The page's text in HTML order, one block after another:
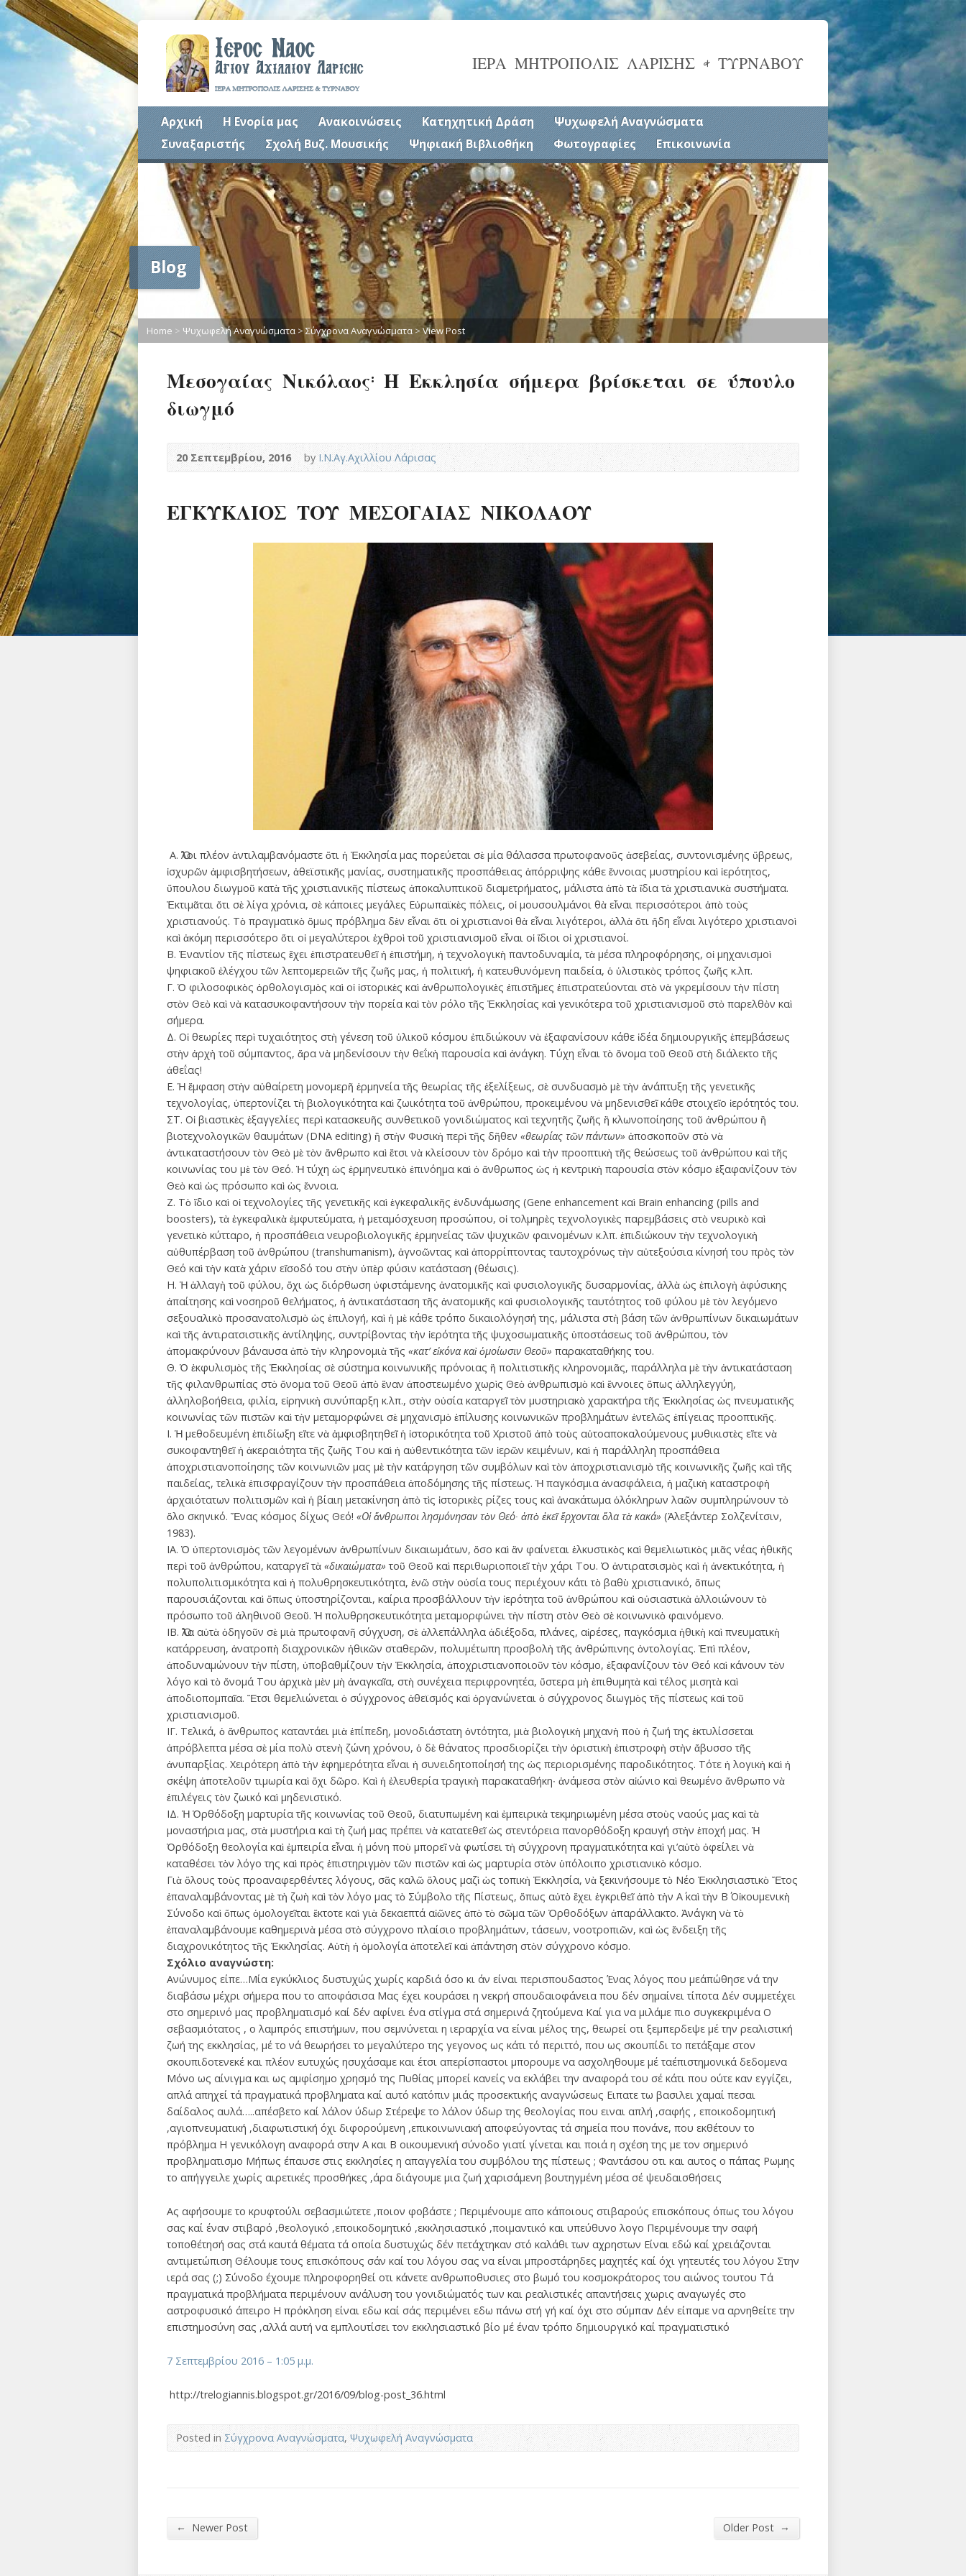
ΙΕΡΑ ΜΗΤΡΟΠΟΛΙΣ ΛΑΡΙΣΗΣ & ΤΥΡΝΑΒΟΥ
Αρχική Η Ενορία μας Ανακοινώσεις Κατηχητική Δράση
Ψυχωφελή Αναγνώσματα
Συναξαριστής
Σχολή Βυζ. Μουσικής Ψηφιακή Βιβλιοθήκη Φωτογραφίες Επικοινωνία
Blog
Home > Ψυχωφελή Αναγνώσματα >Σύγχρονα Αναγνώσματα > View Post
Μεσογαίας Νικόλαος: Η Εκκλησία σήμερα βρίσκεται σε ύπουλο
διωγμό
20 Σεπτεμβρίου, 2016 byΙ.Ν.Αγ.Αχιλλίου Λάρισας
ΕΓΚΥΚΛΙΟΣ ΤΟΥ ΜΕΣΟΓΑΙΑΣ ΝΙΚΟΛΑΟΥ
Α. Ὅλοι πλέον ἀντιλαμβανόμαστε ὅτι ἡ Ἐκκλησία μας πορεύεται σὲ μία θάλασσα πρωτοφανοῦς ἀσεβείας, συντονισμένης ὕβρεως,
ἰσχυρῶν ἀμφισβητήσεων, ἀθεϊστικῆς μανίας, συστηματικῆς προσπάθειας ἀπόρριψης κάθε ἔννοιας μυστηρίου καὶ ἱερότητος,
ὕπουλου διωγμοῦ κατὰ τῆς χριστιανικῆς πίστεως ἀποκαλυπτικοῦ διαμετρήματος, μάλιστα ἀπὸ τὰ ἴδια τὰ χριστιανικὰ συστήματα.
Ἐκτιμᾶται ὅτι σὲ λίγα χρόνια, σὲ κάποιες μεγάλες Εὐρωπαϊκὲς πόλεις, οἱ μουσουλμάνοι θὰ εἶναι περισσότεροι ἀπὸ τοὺς
χριστιανούς. Τὸ πραγματικὸ ὅμως πρόβλημα δὲν εἶναι ὅτι οἱ χριστιανοὶ θὰ εἶναι λιγότεροι, ἀλλὰ ὅτι ἤδη εἶναι λιγότερο χριστιανοὶ
καὶ ἀκόμη περισσότερο ὅτι οἱ μεγαλύτεροι ἐχθροὶ τοῦ χριστιανισμοῦ εἶναι οἱ ἴδιοι οἱ χριστιανοί.
Β. Ἐναντίον τῆς πίστεως ἔχει ἐπιστρατευθεῖ ἡ ἐπιστήμη, ἡ τεχνολογικὴ παντοδυναμία, τὰ μέσα πληροφόρησης, οἱ μηχανισμοὶ
ψηφιακοῦ ἐλέγχου τῶν λεπτομερειῶν τῆς ζωῆς μας, ἡ πολιτική, ἡ κατευθυνόμενη παιδεία, ὁ ὑλιστικὸς τρόπος ζωῆς κ.λπ.
Γ. Ὁ φιλοσοφικὸς ὀρθολογισμὸς καὶ οἱ ἱστορικὲς καὶ ἀνθρωπολογικὲς ἐπιστῆμες ἐπιστρατεύονται στὸ νὰ γκρεμίσουν τὴν πίστη
στὸν Θεὸ καὶ νὰ κατασυκοφαντήσουν τὴν πορεία καὶ τὸν ρόλο τῆς Ἐκκλησίας καὶ γενικότερα τοῦ χριστιανισμοῦ στὸ παρελθὸν καὶ
σήμερα.
Δ. Οἱ θεωρίες περὶ τυχαιότητος στὴ γένεση τοῦ ὑλικοῦ κόσμου ἐπιδιώκουν νὰ ἐξαφανίσουν κάθε ἰδέα δημιουργικῆς ἐπεμβάσεως
στὴν ἀρχὴ τοῦ σύμπαντος, ἄρα νὰ μηδενίσουν τὴν θεΐκὴ παρουσία καὶ ἀνάγκη. Τύχη εἶναι τὸ ὄνομα τοῦ Θεοῦ στὴ διάλεκτο τῆς
ἀθεΐας!
Ε. Ἡ ἔμφαση στὴν αὐθαίρετη μονομερῆ ἑρμηνεία τῆς θεωρίας τῆς ἐξελίξεως, σὲ συνδυασμὸ μὲ τὴν ἀνάπτυξη τῆς γενετικῆς
τεχνολογίας, ὑπερτονίζει τὴ βιολογικότητα καὶ ζωικότητα τοῦ ἀνθρώπου, προκειμένου νὰ μηδενισθεῖ κάθε στοιχεῖο ἱερότητός του.
ΣΤ. Οἱ βιαστικὲς ἐξαγγελίες περὶ κατασκευῆς συνθετικοῦ γονιδιώματος καὶ τεχνητῆς ζωῆς ἢ κλωνοποίησης τοῦ ἀνθρώπου ἢ
βιοτεχνολογικῶν θαυμάτων (DNA editing) ἢ στὴν Φυσικὴ περὶ τῆς δῆθεν «θεωρίας τῶν πάντων» ἀποσκοποῦν στὸ νὰ
ἀντικαταστήσουν τὸν Θεὸ μὲ τὸν ἄνθρωπο καὶ ἔτσι νὰ κλείσουν τὸν δρόμο καὶ τὴν προοπτικὴ τῆς θεώσεως τοῦ ἀνθρώπου καὶ τῆς
κοινωνίας του μὲ τὸν Θεό. Ἡ τύχη ὡς ἑρμηνευτικὸ ἐπινόημα καὶ ὁ ἄνθρωπος ὡς ἡ κεντρικὴ παρουσία στὸν κόσμο ἐξαφανίζουν τὸν
Θεὸ καὶ ὡς πρόσωπο καὶ ὡς ἔννοια.
Ζ. Τὸ ἴδιο καὶ οἱ τεχνολογίες τῆς γενετικῆς καὶ ἐγκεφαλικῆς ἐνδυνάμωσης (Gene enhancement καὶ Brain enhancing (pills and
boosters), τὰ ἐγκεφαλικὰ ἐμφυτεύματα, ἡ μεταμόσχευση προσώπου, οἱ τολμηρὲς τεχνολογικὲς παρεμβάσεις στὸ νευρικὸ καὶ
γενετικὸ κύτταρο, ἡ προσπάθεια νευροβιολογικῆς ἑρμηνείας τῶν ψυχικῶν φαινομένων κ.λπ. ἐπιδιώκουν τὴν τεχνολογικὴ
αὐθυπέρβαση τοῦ ἀνθρώπου (transhumanism), ἀγνοῶντας καὶ ἀπορρίπτοντας ταυτοχρόνως τὴν αὐτεξούσια κίνησή του πρὸς τὸν
Θεό καὶ τὴν κατὰ χάριν εἴσοδό του στὴν ὑπὲρ φύσιν κατάσταση (θέωσις).
Η. Ἡ ἀλλαγὴ τοῦ φύλου, ὄχι ὡς διόρθωση ὑφιστάμενης ἀνατομικῆς καὶ φυσιολογικῆς δυσαρμονίας, ἀλλὰ ὡς ἐπιλογὴ ἀφύσικης
ἀπαίτησης καὶ νοσηροῦ θελήματος, ἡ ἀντικατάσταση τῆς ἀνατομικῆς καὶ φυσιολογικῆς ταυτότητος τοῦ φύλου μὲ τὸν λεγόμενο
σεξουαλικὸ προσανατολισμὸ ὡς ἐπιλογή, καὶ ἡ μὲ κάθε τρόπο δικαιολόγησή της, μάλιστα στὴ βάση τῶν ἀνθρωπίνων δικαιωμάτων
καὶ τῆς ἀντιρατσιστικῆς ἀντίληψης, συντρίβοντας τὴν ἱερότητα τῆς ψυχοσωματικῆς ὑποστάσεως τοῦ ἀνθρώπου, τὸν
ἀπομακρύνουν βάναυσα ἀπὸ τὴν κληρονομιὰ τῆς «κατ’ εἰκόνα καὶ ὁμοίωσιν Θεοῦ» παρακαταθήκης του.
Θ. Ὁ ἐκφυλισμὸς τῆς Ἐκκλησίας σὲ σύστημα κοινωνικῆς πρόνοιας ἢ πολιτιστικῆς κληρονομιᾶς, παράλληλα μὲ τὴν ἀντικατάσταση
τῆς φιλανθρωπίας στὸ ὄνομα τοῦ Θεοῦ ἀπὸ ἕναν ἀποστεωμένο χωρὶς Θεὸ ἀνθρωπισμὸ καὶ ἔννοιες ὅπως ἀλληλεγγύη,
ἀλληλοβοήθεια, φιλία, εἰρηνικὴ συνύπαρξη κ.λπ., στὴν οὐσία καταργεῖ τὸν μυστηριακὸ χαρακτήρα τῆς Ἐκκλησίας ὡς πνευματικῆς
κοινωνίας τῶν πιστῶν καὶ τὴν μεταμορφώνει σὲ μηχανισμὸ ἐπίλυσης κοινωνικῶν προβλημάτων ἐντελῶς ἐπίγειας προοπτικῆς.
Ι. Ἡ μεθοδευμένη ἐπιδίωξη εἴτε νὰ ἀμφισβητηθεῖ ἡ ἱστορικότητα τοῦ Χριστοῦ ἀπὸ τοὺς αὐτοαποκαλούμενους μυθικιστὲς εἴτε νὰ
συκοφαντηθεῖ ἡ ἀκεραιότητα τῆς ζωῆς Του καὶ ἡ αὐθεντικότητα τῶν ἱερῶν κειμένων, καὶ ἡ παράλληλη προσπάθεια
ἀποχριστιανοποίησης τῶν κοινωνιῶν μας μὲ τὴν κατάργηση τῶν συμβόλων καὶ τὸν ἀποχριστιανισμὸ τῆς κοινωνικῆς ζωῆς καὶ τῆς
παιδείας, τελικὰ ἐπισφραγίζουν τὴν προσπάθεια ἀποδόμησης τῆς πίστεως. Ἡ παγκόσμια ἀνασφάλεια, ἡ μαζικὴ καταστροφὴ
ἀρχαιότατων πολιτισμῶν καὶ ἡ βίαιη μετακίνηση ἀπὸ τὶς ἱστορικὲς ρίζες τους καὶ ἀνακάτωμα ὁλόκληρων λαῶν συμπληρώνουν τὸ
ὅλο σκηνικό. Ἕνας κόσμος δίχως Θεό! «Οἱ ἄνθρωποι λησμόνησαν τὸν Θεό∙ ἀπὸ ἐκεῖ ἔρχονται ὅλα τὰ κακά» (Ἀλεξάντερ Σολζενίτσιν,
1983).
ΙΑ. Ὁ ὑπερτονισμὸς τῶν λεγομένων ἀνθρωπίνων δικαιωμάτων, ὅσο καὶ ἂν φαίνεται ἑλκυστικὸς καὶ θεμελιωτικὸς μιᾶς νέας ἠθικῆς
περὶ τοῦ ἀνθρώπου, καταργεῖ τὰ «δικαιώματα» τοῦ Θεοῦ καὶ περιθωριοποιεῖ τὴν χάρι Του. Ὁ ἀντιρατσισμὸς καὶ ἡ ἀνεκτικότητα, ἡ
πολυπολιτισμικότητα καὶ ἡ πολυθρησκευτικότητα, ἐνῶ στὴν οὐσία τους περιέχουν κάτι τὸ βαθὺ χριστιανικό, ὅπως
παρουσιάζονται καὶ ὅπως ὑποστηρίζονται, καίρια προσβάλλουν τὴν ἱερότητα τοῦ ἀνθρώπου καὶ οὐσιαστικὰ ἀλλοιώνουν τὸ
πρόσωπο τοῦ ἀληθινοῦ Θεοῦ. Ἡ πολυθρησκευτικότητα μεταμορφώνει τὴν πίστη στὸν Θεὸ σὲ κοινωνικὸ φαινόμενο.
ΙΒ. Ὅλα αὐτὰ ὁδηγοῦν σὲ μιὰ πρωτοφανῆ σύγχυση, σὲ ἀλλεπάλληλα ἀδιέξοδα, πλάνες, αἱρέσες, παγκόσμια ἠθικὴ καὶ πνευματικὴ
κατάρρευση, ἀνατροπὴ διαχρονικῶν ἠθικῶν σταθερῶν, πολυμέτωπη προσβολὴ τῆς ἀνθρώπινης ὀντολογίας. Ἐπὶ πλέον,
ἀποδυναμώνουν τὴν πίστη, ὑποβαθμίζουν τὴν Ἐκκλησία, ἀποχριστιανοποιοῦν τὸν κόσμο, ἐξαφανίζουν τὸν Θεό καὶ κάνουν τὸν
λόγο καὶ τὸ ὄνομά Του ἀρχικὰ μὲν μὴ ἀναγκαῖα, στὴ συνέχεια περιφρονητέα, ὕστερα μὴ ἐπιθυμητὰ καὶ τέλος μισητὰ καὶ
ἀποδιοπομπαῖα. Ἔτσι θεμελιώνεται ὁ σύγχρονος ἀθεϊσμός καὶ ὀργανώνεται ὁ σύγχρονος διωγμὸς τῆς πίστεως καὶ τοῦ
χριστιανισμοῦ.
ΙΓ. Τελικά, ὁ ἄνθρωπος καταντάει μιὰ ἐπίπεδη, μονοδιάστατη ὀντότητα, μιὰ βιολογικὴ μηχανὴ ποὺ ἡ ζωή της ἐκτυλίσσεται
ἀπρόβλεπτα μέσα σὲ μία πολὺ στενὴ ζώνη χρόνου, ὁ δὲ θάνατος προσδιορίζει τὴν ὁριστικὴ ἐπιστροφὴ στὴν ἄβυσσο τῆς
ἀνυπαρξίας. Χειρότερη ἀπὸ τὴν ἐφημερότητα εἶναι ἡ συνειδητοποίησή της ὡς περιορισμένης παροδικότητος. Τότε ἡ λογικὴ καὶ ἡ
σκέψη ἀποτελοῦν τιμωρία καὶ ὄχι δῶρο. Καὶ ἡ ἐλευθερία τραγικὴ παρακαταθήκη∙ ἀνάμεσα στὸν αἰώνιο καὶ θεωμένο ἄνθρωπο νὰ
ἐπιλέγεις τὸν ζωικό καὶ μηδενιστικό.
ΙΔ. Ἡ Ὀρθόδοξη μαρτυρία τῆς κοινωνίας τοῦ Θεοῦ, διατυπωμένη καὶ ἐμπειρικὰ τεκμηριωμένη μέσα στοὺς ναούς μας καὶ τὰ
μοναστήρια μας, στὰ μυστήρια καὶ τὴ ζωή μας πρέπει νὰ κατατεθεῖ ὡς στεντόρεια πανορθόδοξη κραυγή στὴν ἐποχή μας. Ἡ
Ὀρθόδοξη θεολογία καὶ ἐμπειρία εἶναι ἡ μόνη ποὺ μπορεῖ νὰ φωτίσει τὴ σύγχρονη πραγματικότητα καὶ γι’αὐτὸ ὀφείλει νὰ
καταθέσει τὸν λόγο της καὶ πρὸς ἐπιστηριγμὸν τῶν πιστῶν καὶ ὡς μαρτυρία στὸν ὑπόλοιπο χριστιανικὸ κόσμο.
Γιὰ ὅλους τοὺς προαναφερθέντες λόγους, σᾶς καλῶ ὅλους μαζὶ ὡς τοπικὴ Ἐκκλησία, νὰ ξεκινήσουμε τὸ Νέο Ἐκκλησιαστικὸ Ἔτος
ἐπαναλαμβάνοντας μὲ τὴ ζωὴ καὶ τὸν λόγο μας τὸ Σύμβολο τῆς Πίστεως, ὅπως αὐτὸ ἔχει ἐγκριθεῖ ἀπὸ τὴν Α΄ καὶ τὴν Β΄ Οἰκουμενικὴ
Σύνοδο καὶ ὅπως ὁμολογεῖται ἔκτοτε καὶ γιὰ δεκαεπτά αἰῶνες ἀπὸ τὸ σῶμα τῶν Ὀρθοδόξων ἀπαράλλακτο. Ἀνάγκη νὰ τὸ
ἐπαναλαμβάνουμε καθημερινὰ μέσα στὸ σύγχρονο πλαίσιο προβλημάτων, τάσεων, νοοτροπιῶν, καὶ ὡς ἔνδειξη τῆς
διαχρονικότητος τῆς Ἐκκλησίας. Αὐτὴ ἡ ὁμολογία ἀποτελεῖ καὶ ἀπάντηση στὸν σύγχρονο κόσμο.
Σχόλιο αναγνώστη:
Ανώνυμος είπε…Μία εγκύκλιος δυστυχώς χωρίς καρδιά όσο κι άν είναι περισπουδαστος Ένας λόγος που με΄απώθησε νά την
διαβάσω μέχρι σήμερα που το αποφάσισα Μας έχει κουράσει η νεκρή σπουδαιοφάνεια που δέν σημαίνει τίποτα Δέν συμμετέχει
στο σημερινό μας προβληματισμό καί δέν αφίνει ένα στίγμα στά σημερινά ζητούμενα Καί για να μιλάμε πιο συγκεκριμένα Ο
σεβασμιότατος , ο λαμπρός επιστήμων, που σεμνύνεται η ιεραρχία να είναι μέλος της, θεωρεί οτι ξεμπερδεψε μέ την ρεαλιστική
ζωή της εκκλησίας, μέ το νά θεωρήσει το μεγαλύτερο της γεγονος ως κάτι τό περιττό, που ως σκουπίδι το πετάξαμε στον
σκουπιδοτενεκέ και πλέον ευτυχώς ησυχάσαμε και έτσι απερίσπαστοι μπορουμε να ασχοληθουμε μέ τα΄επιστημονικά δεδομενα
Μόνο ως αίνιγμα και ως αμφίσημο χρησμό της Πυθίας μπορεί κανείς να εκλάβει την αναφορά του σέ κάτι που ούτε καν εγγίζει,
απλά απηχεί τά πραγματικά προβληματα καί αυτό κατόπιν μιάς προσεκτικής αναγνώσεως Ειπατε τω βασιλει χαμαί πεσαι
δαίδαλος αυλά…..απέσβετο καί λάλον ύδωρ Στέρεψε το λάλον ύδωρ της θεολογίας που ειναι απλή ,σαφής , εποικοδομητική
,αγιοπνευματική ,διαφωτιστική όχι διφορούμενη ,επικοινωνιακή αποφεύγοντας τά σημεία που πονάνε, που εκθέτουν το
πρόβλημα Η γενικόλογη αναφορά στην Α και Β οικουμενική σύνοδο γιατί γίνεται και ποιά η σχέση της με τον σημερινό
προβληματισμο Μήπως έπαυσε στις εκκλησίες η απαγγελία του συμβόλου της πίστεως ; Φαντάσου οτι και αυτος ο πάπας Ρωμης
το απήγγειλε χωρίς αιρετικές προσθήκες ,άρα διάγουμε μια ζωή χαρισάμενη βουτηγμένη μέσα σέ ψευδαισθήσεις
Ας αφήσουμε το κρυφτούλι σεβασμιώτετε ,ποιον φοβάστε ; Περιμένουμε απο κάποιους στιβαρούς επισκόπους όπως του λόγου
σας καί έναν στιβαρό ,θεολογικό ,εποικοδομητικό ,εκκλησιαστικό ,ποιμαντικό και υπεύθυνο λογο Περιμένουμε την σαφή
τοποθέτησή σας στά καυτά θέματα τά οποία δυστυχώς δέν πετάχτηκαν στό καλάθι των αχρηστων Είναι εδώ καί χρειάζονται
αντιμετώπιση Θέλουμε τους επισκόπους σάν καί του λόγου σας να είναι μπροστάρηδες μαχητές καί όχι γητευτές του λόγου Στην
ιερά σας (;) Σύνοδο έχουμε πληροφορηθεί οτι κάνετε ανθρωποθυσιες στο βωμό του κοσμοκράτορος του αιώνος τουτου Τά
πραγματικά προβλήματα περιμένουν ανάλυση του γονιδιώματός των και ρεαλιστικές απαντήσεις χωρις αναγωγές στο
αστροφυσικό άπειρο Η πρόκληση είναι εδω καί σάς περιμένει εδω πάνω στή γή καί όχι στο σύμπαν Δέν είπαμε να αρνηθείτε την
επιστημοσύνη σας ,αλλά αυτή να εμπλουτίσει τον εκκλησιαστικό βίο μέ έναν τρόπο δημιουργικό καί πραγματιστικό
7 Σεπτεμβρίου 2016 – 1:05 μ.μ.
http://trelogiannis.blogspot.gr/2016/09/blog-post_36.html
Posted inΣύγχρονα Αναγνώσματα, Ψυχωφελή Αναγνώσματα
← Newer Post Older Post →